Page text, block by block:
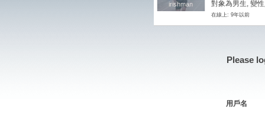
irishman
irishman
對象為男生, 變
在線上: 9年以前
Please
用戶名